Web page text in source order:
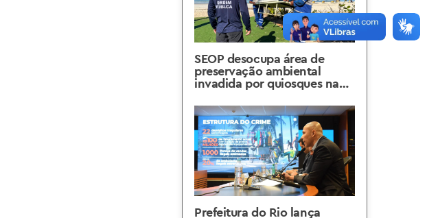
SEOP desocupa área de
preservação ambiental
invadida por quiosques na
Prefeitura do Rio lança